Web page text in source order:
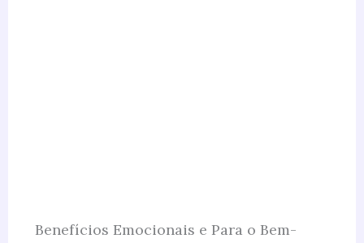
Benefícios Emocionais e Para o Bem-